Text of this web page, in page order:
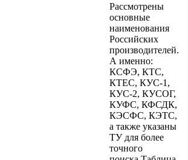
Рассмотрены
основные
наименования
Российских
производителей.
А именно:
КСФЭ, КТС,
КТЕС, КУС-1,
КУС-2, КУСОГ,
КУФС, КФСДК,
КЭСФС, КЭТС,
а также указаны
ТУ для более
точного